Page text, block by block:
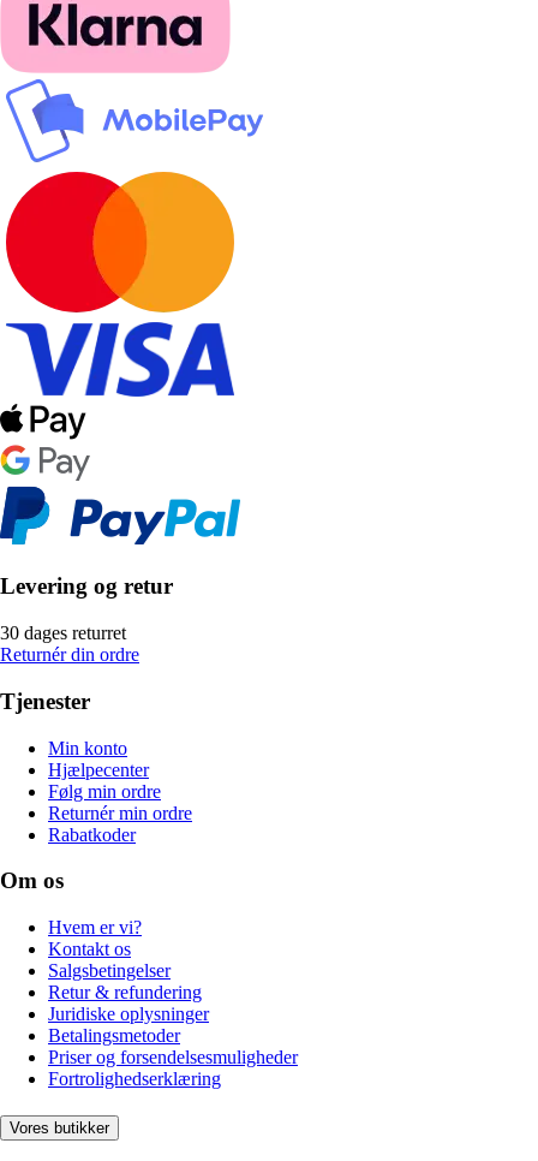
Levering og retur
30 dages returret
Returnér din ordre
Tjenester
Min konto
Hjælpecenter
Følg min ordre
Returnér min ordre
Rabatkoder
Om os
Hvem er vi?
Kontakt os
Salgsbetingelser
Retur & refundering
Juridiske oplysninger
Betalingsmetoder
Priser og forsendelsesmuligheder
Fortrolighedserklæring
Vores butikker